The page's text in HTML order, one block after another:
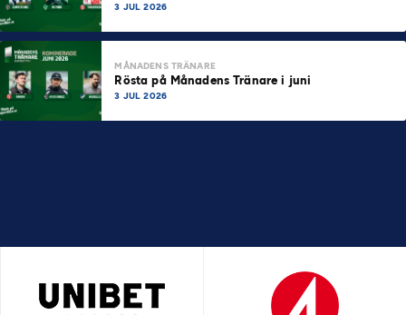
3 JUL 2026
MÅNADENS TRÄNARE
Rösta på Månadens Tränare i juni
3 JUL 2026